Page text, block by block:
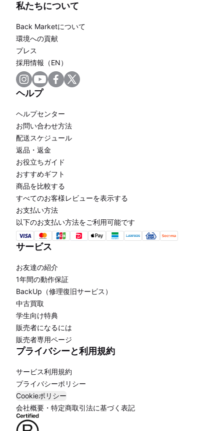
私たちについて
Back Marketについて
環境への貢献
プレス
採用情報（EN）
ヘルプ
ヘルプセンター
お問い合わせ方法
配送スケジュール
返品・返金
お役立ちガイド
おすすめギフト
商品を比較する
すべてのお客様レビューを表示する
お支払い方法
以下のお支払い方法をご利用可能です
サービス
お友達の紹介
1年間の動作保証
BackUp（修理復旧サービス）
中古買取
学生向け特典
販売者になるには
販売者専用ページ
プライバシーと利用規約
サービス利用規約
プライバシーポリシー
Cookieポリシー
会社概要・特定商取引法に基づく表記